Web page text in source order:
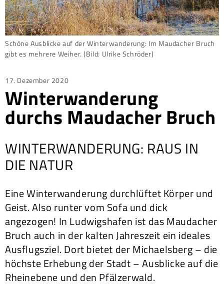
Schöne Ausblicke auf der Winterwanderung: Im Maudacher Bruch
gibt es mehrere Weiher. (Bild: Ulrike Schröder)
Posted
on
17. Dezember 2020
Winterwanderung
durchs Maudacher Bruch
WINTERWANDERUNG: RAUS IN
DIE NATUR
Eine Winterwanderung durchlüftet Körper und
Geist. Also runter vom Sofa und dick
angezogen! In Ludwigshafen ist das Maudacher
Bruch auch in der kalten Jahreszeit ein ideales
Ausflugsziel. Dort bietet der Michaelsberg – die
höchste Erhebung der Stadt – Ausblicke auf die
Rheinebene und den Pfälzerwald.